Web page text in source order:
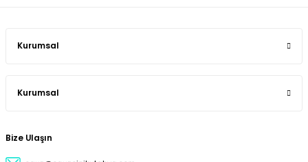
Kurumsal
Kurumsal
Bize Ulaşın